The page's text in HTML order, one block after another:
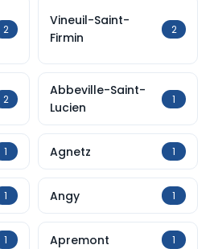
2
Vineuil-Saint-
Firmin
2
2
Abbeville-Saint-
Lucien
1
1 Agnetz 1
1 Angy 1
1 Apremont 1